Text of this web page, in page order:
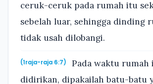
ceruk-ceruk pada rumah itu
sebelah luar, sehingga dinding
tidak usah dilobangi.
(1raja-raja 6:7)
Pada waktu rumah
didirikan, dipakailah batu-batu